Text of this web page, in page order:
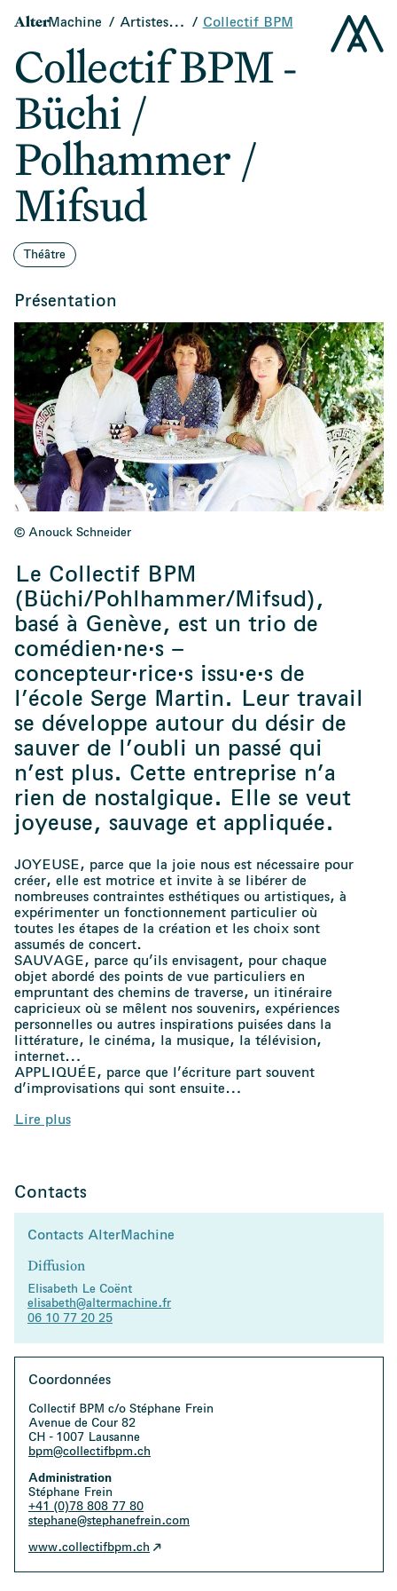
AlterMachine Accueil
Artistes… Collectif BPM
Collectif BPM -
Büchi /
Polhammer /
Mifsud
Théâtre
Présentation
© Anouck Schneider
Le Collectif BPM
(Büchi/Pohlhammer/Mifsud),
basé à Genève, est un trio de
comédien·ne·s –
concepteur·rice·s issu·e·s de
l’école Serge Martin. Leur travail
se développe autour du désir de
sauver de l’oubli un passé qui
n’est plus. Cette entreprise n’a
rien de nostalgique. Elle se veut
joyeuse, sauvage et appliquée.
JOYEUSE, parce que la joie nous est nécessaire pour
créer, elle est motrice et invite à se libérer de
nombreuses contraintes esthétiques ou artistiques, à
expérimenter un fonctionnement particulier où
toutes les étapes de la création et les choix sont
assumés de concert.
SAUVAGE, parce qu’ils envisagent, pour chaque
objet abordé des points de vue particuliers en
empruntant des chemins de traverse, un itinéraire
capricieux où se mêlent nos souvenirs, expériences
personnelles ou autres inspirations puisées dans la
littérature, le cinéma, la musique, la télévision,
internet…
APPLIQUÉE, parce que l’écriture part souvent
d’improvisations qui sont ensuite…
Lire plus
Contacts
Contacts AlterMachine
Diffusion
Elisabeth Le Coënt
elisabeth@altermachine.fr
06 10 77 20 25
Coordonnées
Collectif BPM c/o Stéphane Frein
Avenue de Cour 82
CH - 1007 Lausanne
bpm@collectifbpm.ch
Administration
Stéphane Frein
+41 (0)78 808 77 80
stephane@stephanefrein.com
www.collectifbpm.ch⁠ (s'ouvre dans un nouvel onglet)